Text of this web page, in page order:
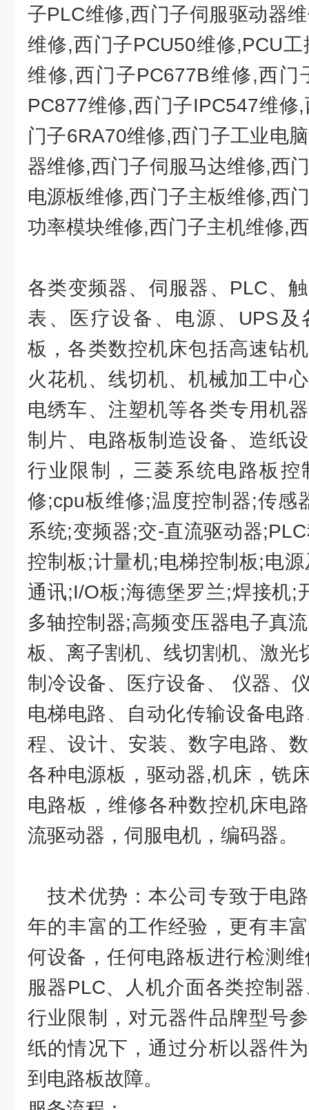
子PLC维修,西门子伺服驱动器
维修,西门子PCU50维修,PCU
维修,西门子PC677B维修,西门
PC877维修,西门子IPC547维修
门子6RA70维修,西门子工业电
器维修,西门子伺服马达维修,西
电源板维修,西门子主板维修,西
功率模块维修,西门子主机维修,
各类变频器、伺服器、PLC、
表、医疗设备、电源、UPS
板，各类数控机床包括高速钻
火花机、线切机、机械加工中
电绣车、注塑机等各类专用机
制片、电路板制造设备、造纸
行业限制，三菱系统电路板控
修;cpu板维修;温度控制器;传感
系统;变频器;交-直流驱动器
控制板;计量机;电梯控制板;电
通讯;I/O板;海德堡罗兰;焊接机;
多轴控制器;高频变压器电子真
板、离子割机、线切割机、激光
制冷设备、医疗设备、 仪器、
电梯电路、自动化传输设备电
程、设计、安装、数字电路、
各种电源板，驱动器,机床，铣
电路板，维修各种数控机床电
流驱动器，伺服电机，编码器。
技术优势：本公司专致于电
年的丰富的工作经验，更有丰
何设备，任何电路板进行检测
服器PLC、人机介面各类控制
行业限制，对元器件品牌型号
纸的情况下，通过分析以器件
到电路板故障。